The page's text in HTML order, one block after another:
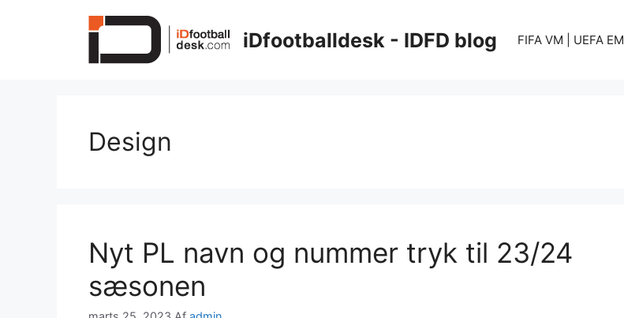
iDfootballdesk - IDFD blog FIFA VM | UEFA EM
Design
Nyt PL navn og nummer tryk til 23/24
sæsonen